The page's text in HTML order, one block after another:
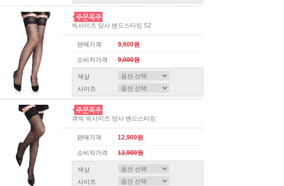
빅사이즈 망사 밴드스타킹 S2
판매가격 9,900원
소비자가격 9,000원
색상
사이즈
큐빅 빅사이즈 망사 밴드스타킹
판매가격 12,900원
소비자가격 13,900원
색상
사이즈